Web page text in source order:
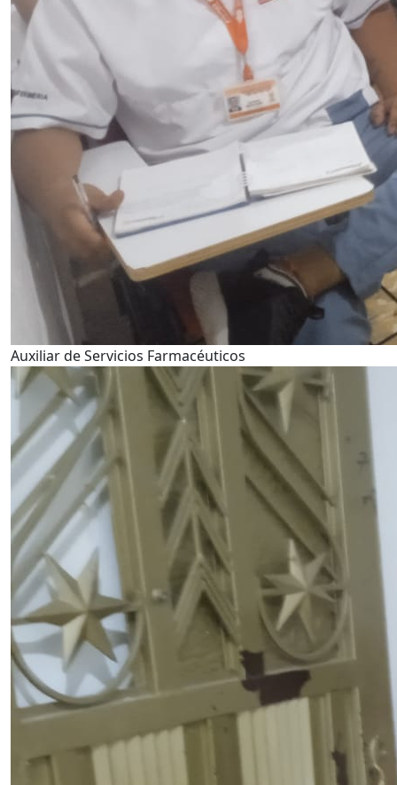
Auxiliar de Servicios Farmacéuticos